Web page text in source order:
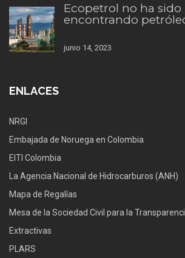
Ecopetrol no ha
encontrando
junio 14, 2023
ENLACES
NRGI
Embajada de Noruega en Colombia
EITI Colombia
La Agencia Nacional de Hidrocarburos (ANH)
Mapa de Regalías
Mesa de la Sociedad Civil para la
Extractivas
PLARS